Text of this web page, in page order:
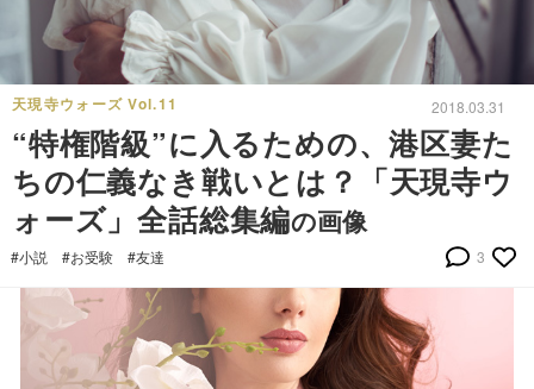
天現寺ウォーズ Vol.11 2018.03.31
“特権階級”に入るための、港区妻た
ちの仁義なき戦いとは？「天現寺ウ
ォーズ」全話総集編の画像
#小説 #お受験 #友達 3